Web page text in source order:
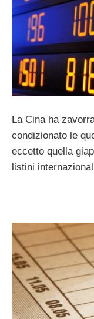
La Cina ha
condizionato le
eccetto quella
listini